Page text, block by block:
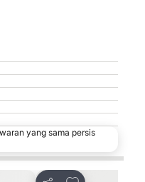
yang sama persis